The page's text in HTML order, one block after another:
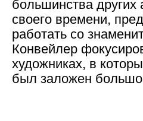
большинства других
своего времени,
работать со
Конвейлер
художниках, в
был заложен